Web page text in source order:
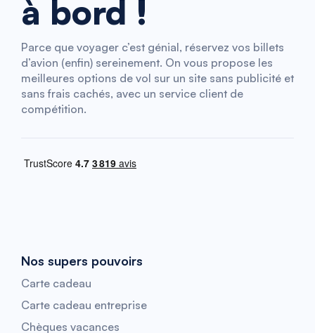
à bord !
Parce que voyager c’est génial, réservez vos billets
d’avion (enfin) sereinement. On vous propose les
meilleures options de vol sur un site sans publicité et
sans frais cachés, avec un service client de
compétition.
Nos supers pouvoirs
Carte cadeau
Carte cadeau entreprise
Chèques vacances